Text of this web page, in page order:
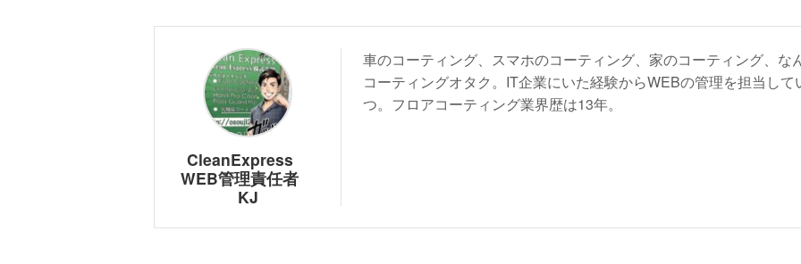
CleanExpress
WEB管理責任者
KJ
車のコーティング、スマホのコーティング、家のコーティング、な
コーティングオタク。IT企業にいた経験からWEBの管理を担当し
つ。フロアコーティング業界歴は13年。